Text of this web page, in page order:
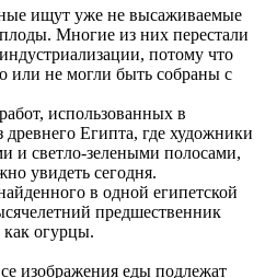
ищут уже не высаживаемые
Многие из них перестали
потому что
или не могли быть собраны с
использованных в
древнего Египта, где художники
и светло-зелеными полосами,
увидеть сегодня.
в одной египетской
предшественник
как огурцы.
изображения еды подлежат